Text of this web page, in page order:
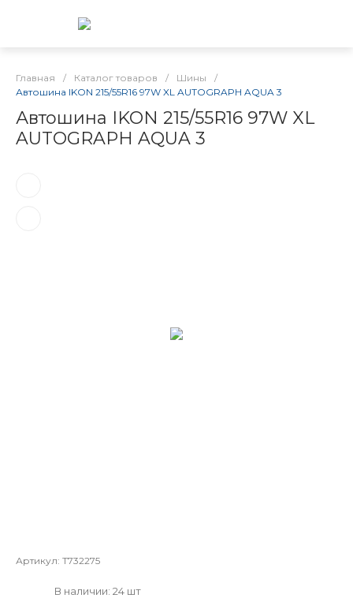
Главная / Каталог товаров / Шины
/
Автошина IKON 215/55R16 97W XL AUTOGRAPH AQUA 3
Автошина IKON 215/55R16 97W XL
AUTOGRAPH AQUA 3
Артикул: T732275
В наличии: 24 шт